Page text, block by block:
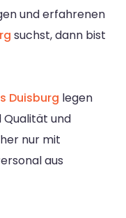
und erfahrenen
suchst, dann bist
Duisburg legen
und
nur mit
aus